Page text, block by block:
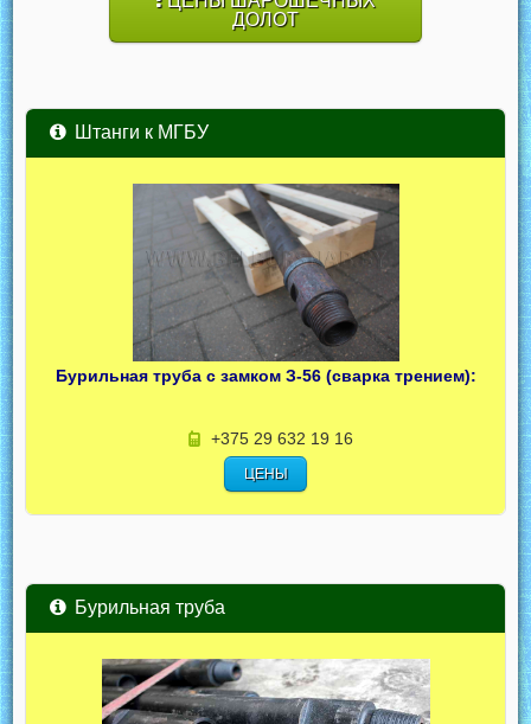
ДОЛОТ
Штанги к МГБУ
Бурильная труба с замком З-56 (сварка трением):
+375 29 632 19 16
ЦЕНЫ
Бурильная труба